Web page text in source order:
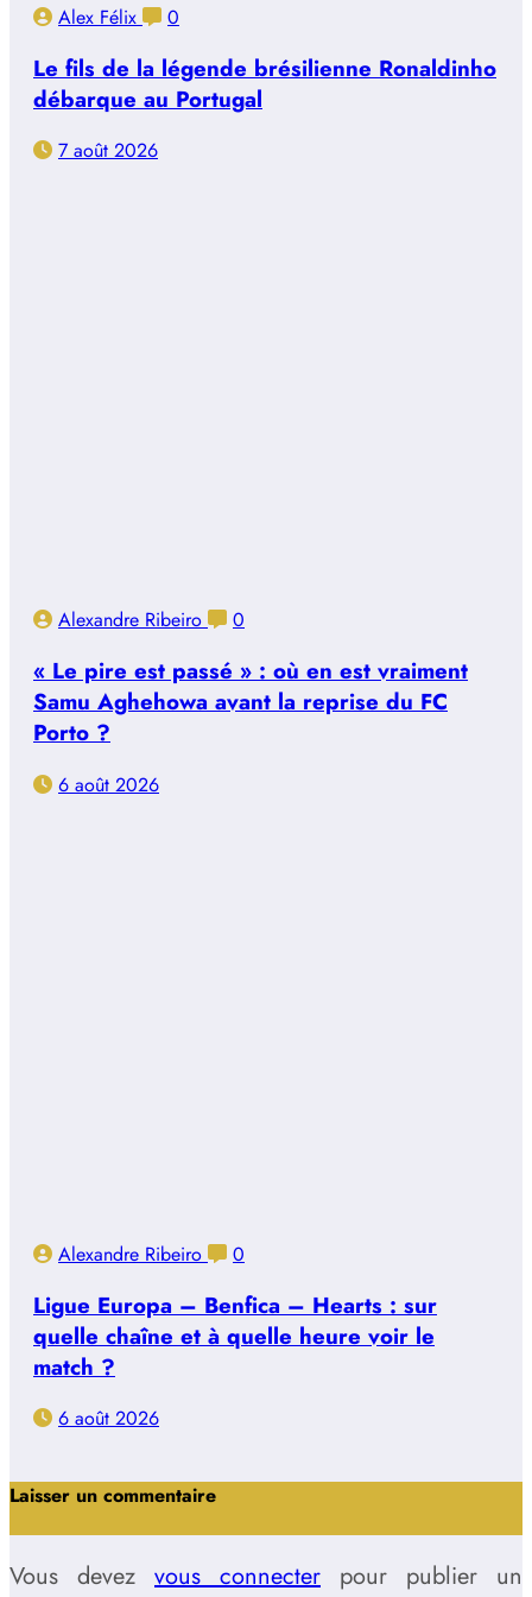
Alex Félix 0
Le fils de la légende brésilienne Ronaldinho
débarque au Portugal
7 août 2026
Alexandre Ribeiro 0
« Le pire est passé » : où en est vraiment
Samu Aghehowa avant la reprise du FC
Porto ?
6 août 2026
Alexandre Ribeiro 0
Ligue Europa – Benfica – Hearts : sur
quelle chaîne et à quelle heure voir le
match ?
6 août 2026
Laisser un commentaire
Vous devez vous connecter pour publier un